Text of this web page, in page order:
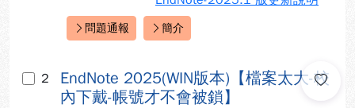
快速連結：
問題通報 簡介
2
EndNote 2025(WIN版本)【檔案太大-校
內下戴-帳號才不會被鎖】